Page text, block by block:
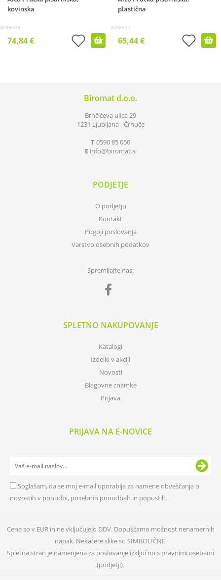
kovinska
AL89529
74,84 €
plastična
AL88511
65,44 €
Biromat d.o.o.
Brnčičeva ulica 29
1231 Ljubljana - Črnuče
T0590 85 050
E info biromat.si
PODJETJE
O podjetju
Kontakt
Pogoji poslovanja
Varstvo osebnih podatkov
Spremljajte nas:
SPLETNO NAKUPOVANJE
Katalogi
Izdelki v akciji
Novosti
Blagovne znamke
Prijava
PRIJAVA NA E-NOVICE
Soglašam, da se moj e-mail uporablja za namene obveščanja o
novostih v ponudbi, posebnih ponudbah in popustih.
Cene so v EUR in ne vključujejo DDV. Dopuščamo možnost nenamernih
napak. Nekatere slike so SIMBOLIČNE.
Spletna stran je namenjena za poslovanje izključno s pravnimi osebami
(podjetji).